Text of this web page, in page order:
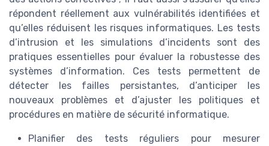
répondent réellement aux vulnérabilités identifiées et
qu’elles réduisent les risques informatiques. Les tests
d’intrusion et les simulations d’incidents sont des
pratiques essentielles pour évaluer la robustesse des
systèmes d’information. Ces tests permettent de
détecter les failles persistantes, d’anticiper les
nouveaux problèmes et d’ajuster les politiques et
procédures en matière de sécurité informatique.
Planifier des tests réguliers pour mesurer